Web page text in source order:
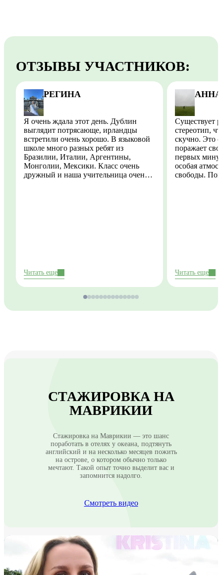
ОТЗЫВЫ УЧАСТНИКОВ:
РЕГИНА
Я очень ждала этот день. Дублин
выглядит потрясающе, ирландцы
встретили очень хорошо. В языковой
школе много разных ребят из
Бразилии, Италии, Аргентины,
Монголии, Мексики. Класс очень
дружный и наша учительница очень
Читать еще
АННА
Существует
стереотип,
скучно. Это
поражает
первых
особая
свободы.
Читать еще
СТАЖИРОВКА НА
МАВРИКИИ
Стажировка на Маврикии — это шанс
поработать в отелях у океана, подтянуть
английский и на несколько месяцев пожить
на острове, о котором обычно только
мечтают. Такой опыт точно выделит вас и
запомнится надолго.
Смотреть видео